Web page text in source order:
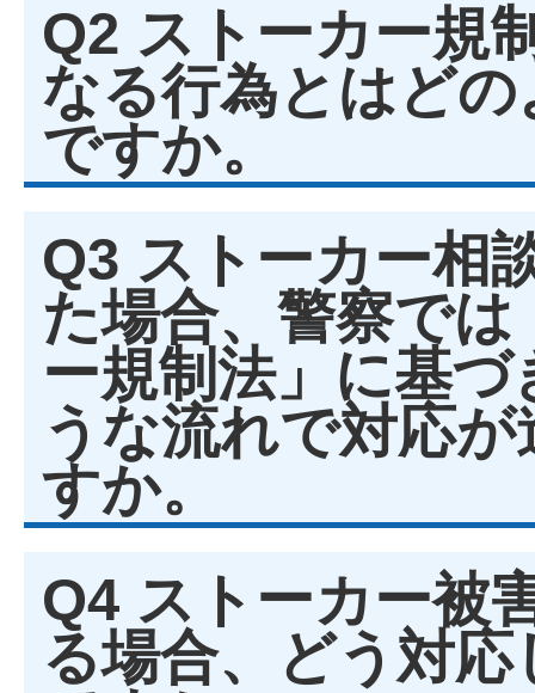
Q2 ストーカー規
なる行為とはど
ですか。
Q3 ストーカー相
た場合、警察では
ー規制法」に基
うな流れで対応
すか。
Q4 ストーカー被
る場合、どう対